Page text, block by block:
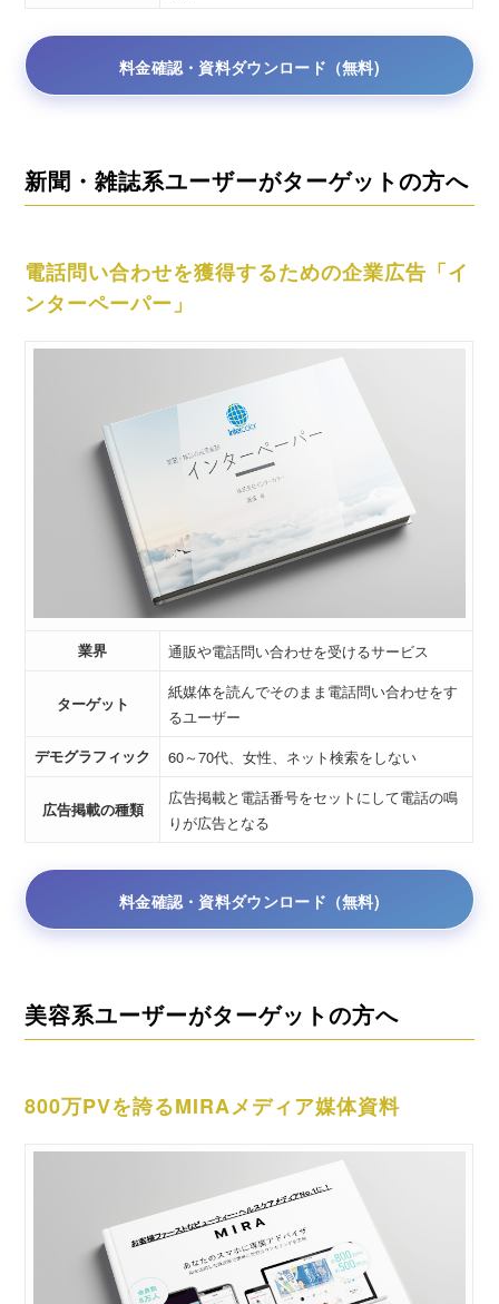
料金確認・資料ダウンロード（無料)
新聞・雑誌系ユーザーがターゲットの方へ
電話問い合わせを獲得するための企業広告「イ
ンターペーパー」
業界 通販や電話問い合わせを受けるサービス
ターゲット
紙媒体を読んでそのまま電話問い合わせをす
るユーザー
デモグラフィック
60～70代、女性、ネット検索をしない
広告掲載の種類
広告掲載と電話番号をセットにして電話の鳴
りが広告となる
料金確認・資料ダウンロード（無料)
美容系ユーザーがターゲットの方へ
800万PVを誇るMIRAメディア媒体資料